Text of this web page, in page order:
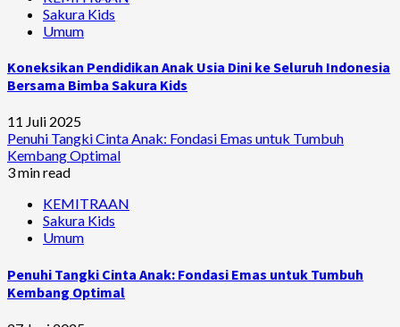
Sakura Kids
Umum
Koneksikan Pendidikan Anak Usia Dini ke Seluruh Indonesia
Bersama Bimba Sakura Kids
11 Juli 2025
Penuhi Tangki Cinta Anak: Fondasi Emas untuk Tumbuh
Kembang Optimal
3 min read
KEMITRAAN
Sakura Kids
Umum
Penuhi Tangki Cinta Anak: Fondasi Emas untuk Tumbuh
Kembang Optimal